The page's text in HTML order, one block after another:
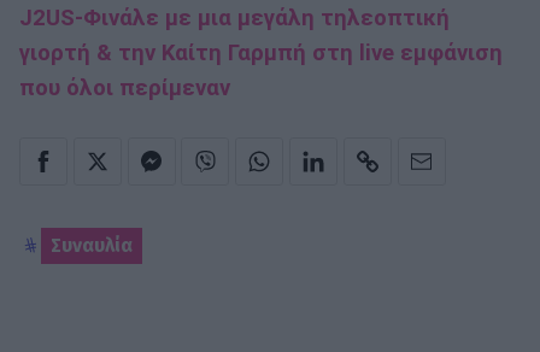
J2US-Φινάλε με μια μεγάλη τηλεοπτική
γιορτή & την Καίτη Γαρμπή στη live εμφάνιση
που όλοι περίμεναν
Συναυλία